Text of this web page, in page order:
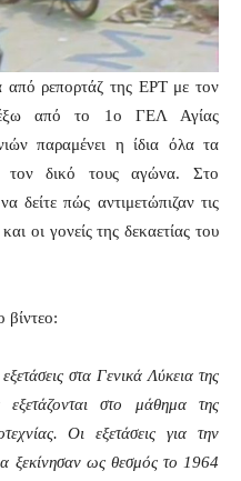
από ρεπορτάζ της ΕΡΤ με τον
έξω από το 1ο ΓΕΛ Αγίας
παραμένει η ίδια όλα τα
τον δικό τους αγώνα. Στο
δείτε πώς αντιμετώπιζαν τις
οι γονείς της δεκαετίας του
βίντεο:
στα Γενικά Λύκεια της
στο μάθημα της
Οι εξετάσεις για την
ξεκίνησαν ως θεσμός το 1964